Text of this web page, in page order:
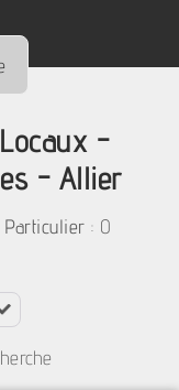
-
- Allier
Particulier : 0